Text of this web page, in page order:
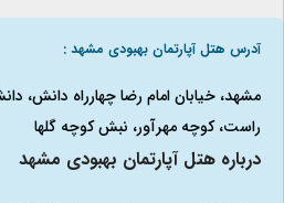
آدرس هتل آپارتمان بهبودی مشهد :
راست، کوچه مهرآور، نبش کوچه گلها
درباره هتل آپارتمان بهبودی مشهد